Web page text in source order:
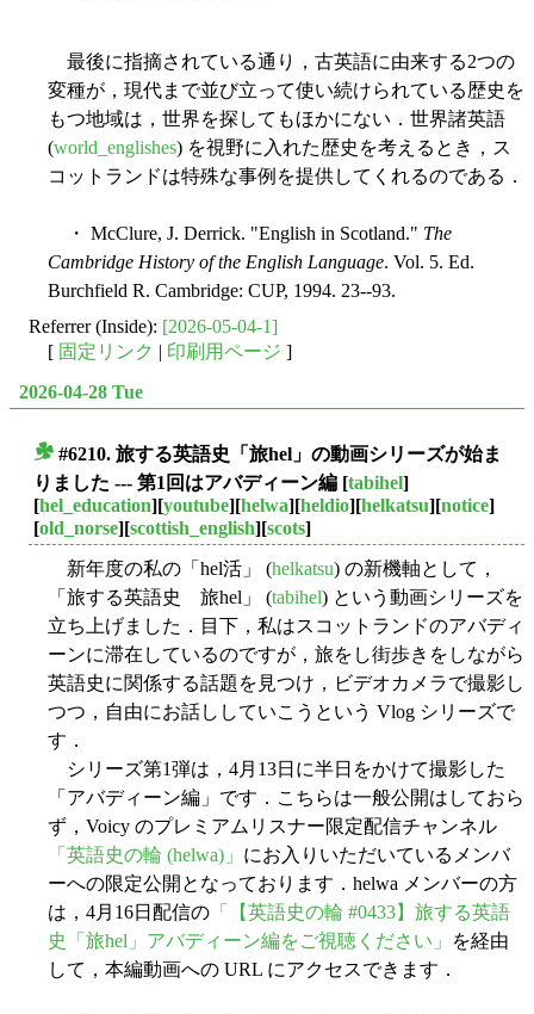
最後に指摘されている通り，古英語に由来する2つの
変種が，現代まで並び立って使い続けられている歴史を
もつ地域は，世界を探してもほかにない．世界諸英語
(world_englishes) を視野に入れた歴史を考えるとき，ス
コットランドは特殊な事例を提供してくれるのである．
・ McClure, J. Derrick. "English in Scotland." The
Cambridge History of the English Language. Vol. 5. Ed.
Burchfield R. Cambridge: CUP, 1994. 23--93.
Referrer (Inside): [2026-05-04-1]
[ 固定リンク | 印刷用ページ ]
2026-04-28 Tue
#6210. 旅する英語史「旅hel」の動画シリーズが始ま
りました --- 第1回はアバディーン編 [tabihel]
[hel_education][youtube][helwa][heldio][helkatsu][notice]
[old_norse][scottish_english][scots]
新年度の私の「hel活」 (helkatsu) の新機軸として，
「旅する英語史 旅hel」 (tabihel) という動画シリーズを
立ち上げました．目下，私はスコットランドのアバディ
ーンに滞在しているのですが，旅をし街歩きをしながら
英語史に関係する話題を見つけ，ビデオカメラで撮影し
つつ，自由にお話ししていこうという Vlog シリーズで
す．
シリーズ第1弾は，4月13日に半日をかけて撮影した
「アバディーン編」です．こちらは一般公開はしておら
ず，Voicy のプレミアムリスナー限定配信チャンネル
「英語史の輪 (helwa)」 にお入りいただいているメンバ
ーへの限定公開となっております．helwa メンバーの方
は，4月16日配信の 「【英語史の輪 #0433】旅する英語
史「旅hel」アバディーン編をご視聴ください」
を経由
して，本編動画への URL にアクセスできます．